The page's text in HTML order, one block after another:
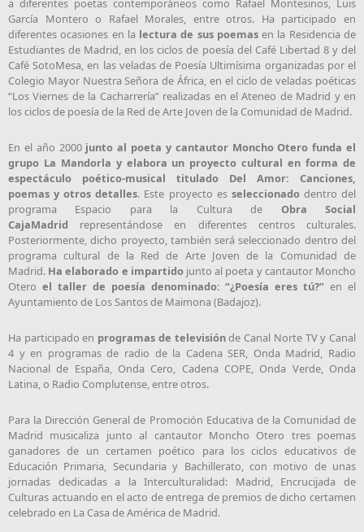
a diferentes poetas contemporáneos como Rafael Montesinos, Luis
García Montero o Rafael Morales, entre otros. Ha participado en
diferentes ocasiones en la lectura de sus poemasen la Residencia de
Estudiantes de Madrid, en los ciclos de poesía del Café Libertad 8 y del
Café SotoMesa, en las veladas de Poesía Ultimísima organizadas por el
Colegio Mayor Nuestra Señora de África, en el ciclo de veladas poéticas
“Los Viernes de la Cacharrería” realizadas en el Ateneo de Madrid y en
los ciclos de poesía de la Red de Arte Joven de la Comunidad de Madrid.
En el año 2000 junto al poeta y cantautor Moncho Otero funda el
grupo La Mandorla y elabora un proyecto cultural en forma de
espectáculo poético-musical titulado Del Amor: Canciones,
poemas y otros detalles. Este proyecto es seleccionado dentro del
programa Espacio para la Cultura de Obra Social
CajaMadrid representándose en diferentes centros culturales.
Posteriormente, dicho proyecto, también será seleccionado dentro del
programa cultural de la Red de Arte Joven de la Comunidad de
Madrid. Ha elaborado e impartido junto al poeta y cantautor Moncho
Otero el taller de poesía denominado: “¿Poesía eres tú?”en el
Ayuntamiento de Los Santos de Maimona (Badajoz).
Ha participado en programas de televisiónde Canal Norte TV y Canal
4 y en programas de radio de la Cadena SER, Onda Madrid, Radio
Nacional de España, Onda Cero, Cadena COPE, Onda Verde, Onda
Latina, o Radio Complutense, entre otros.
Para la Dirección General de Promoción Educativa de la Comunidad de
Madrid musicaliza junto al cantautor Moncho Otero tres poemas
ganadores de un certamen poético para los ciclos educativos de
Educación Primaria, Secundaria y Bachillerato, con motivo de unas
jornadas dedicadas a la Interculturalidad: Madrid, Encrucijada de
Culturas actuando en el acto de entrega de premios de dicho certamen
celebrado en La Casa de América de Madrid.